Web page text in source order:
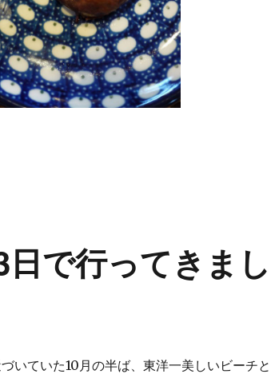
「栗きんとん 栗九里」” の
で行ってきまし
いていた10月の半ば、東洋一美しいビーチと